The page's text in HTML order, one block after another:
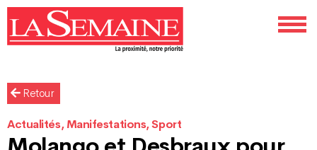
Retour
Actualités, Manifestations, Sport